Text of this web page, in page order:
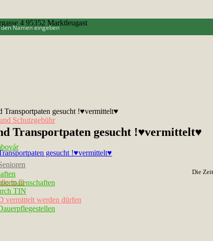
4 95352 Marktleugast
Schutzgebühr
in D
TIN
vermittelt werden dürfen
Transportpaten gesucht !♥vermittelt♥
Transportpaten gesucht !♥vermittelt♥
Die